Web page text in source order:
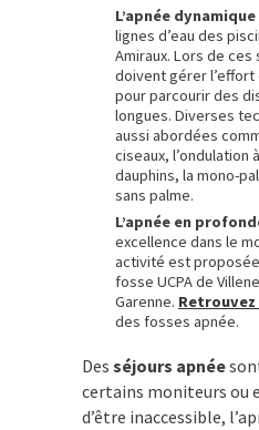
L’apnée dynamique
lignes d’eau des
Amiraux. Lors de
doivent gérer
pour parcourir des
longues. Diverses
aussi abordées
ciseaux, l’ondulation
dauphins, la mono-
sans palme.
L’apnée en
excellence dans le
activité est
fosse UCPA de
Garenne. Retrouvez
des fosses apnée.
Des séjours apnée
certains moniteurs ou
d’être inaccessible,